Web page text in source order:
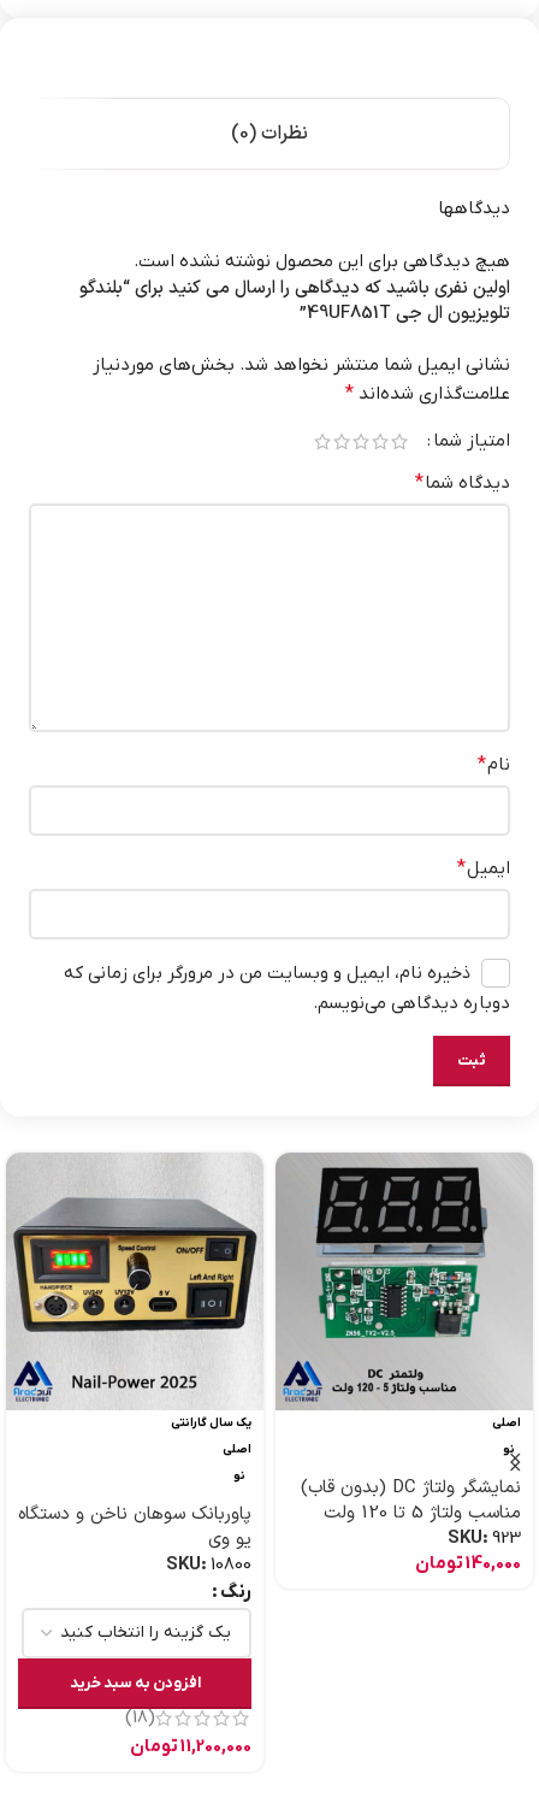
نظرات (0)
دیدگاهها
هیچ دیدگاهی برای این محصول نوشته نشده است.
اولین نفری باشید که دیدگاهی را ارسال می کنید برای “بلندگو
تلویزیون ال جی 49UF851T”
نشانی ایمیل شما منتشر نخواهد شد. بخش‌های موردنیاز
علامت‌گذاری شده‌اند *
امتیاز شما
دیدگاه شما*
نام*
ایمیل*
ذخیره نام، ایمیل و وبسایت من در مرورگر برای زمانی که
دوباره دیدگاهی می‌نویسم.
اصلی
نو
نمایشگر ولتاژ DC (بدون قاب)
مناسب ولتاژ 5 تا 120 ولت
SKU: 923
140,000تومان
یک سال گارانتی
اصلی
نو
پاوربانک سوهان ناخن و دستگاه
یو وی
SKU: 10800
رنگ
افزودن به سبد خرید
(18)
11,200,000تومان